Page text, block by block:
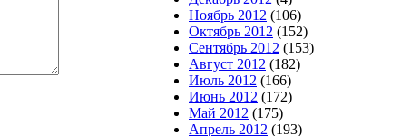
Ноябрь 2012 (106)
Октябрь 2012 (152)
Сентябрь 2012 (153)
Август 2012 (182)
Июль 2012 (166)
Июнь 2012 (172)
Май 2012 (175)
Апрель 2012 (193)